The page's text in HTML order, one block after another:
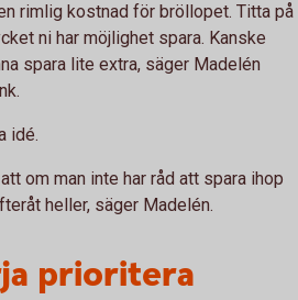
rimlig kostnad för bröllopet. Titta på
ni har möjlighet spara. Kanske
spara lite extra, säger Madelén
idé.
om man inte har råd att spara ihop
heller, säger Madelén.
prioritera